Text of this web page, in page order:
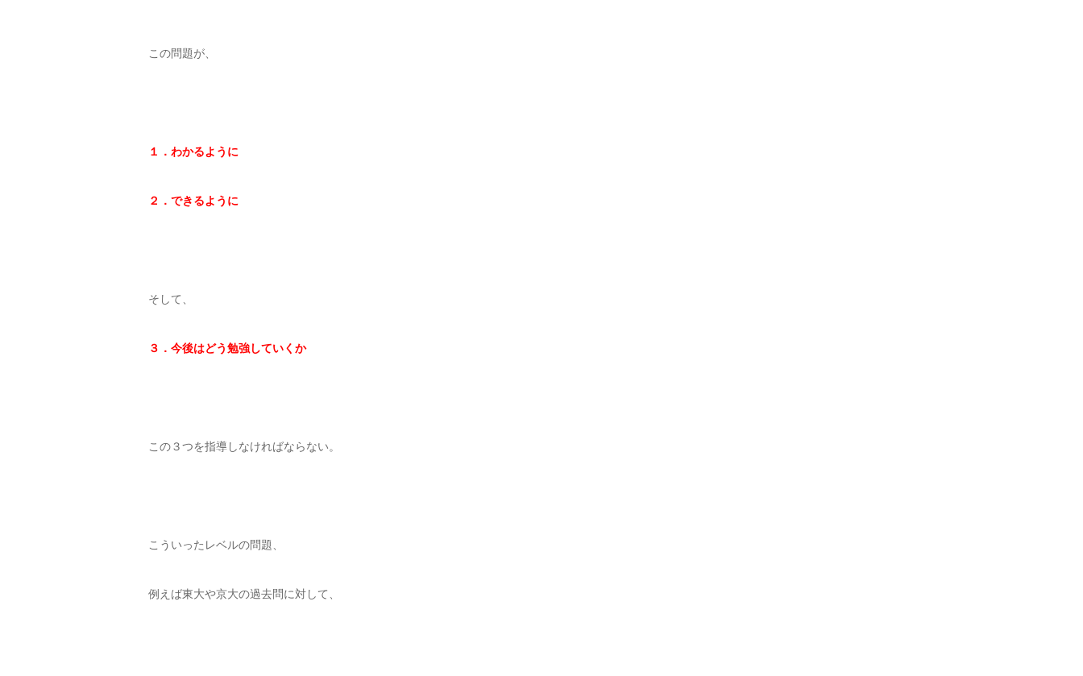
この問題が、
１．わかるように
２．できるように
そして、
３．今後はどう勉強していくか
この３つを指導しなければならない。
こういったレベルの問題、
例えば東大や京大の過去問に対して、